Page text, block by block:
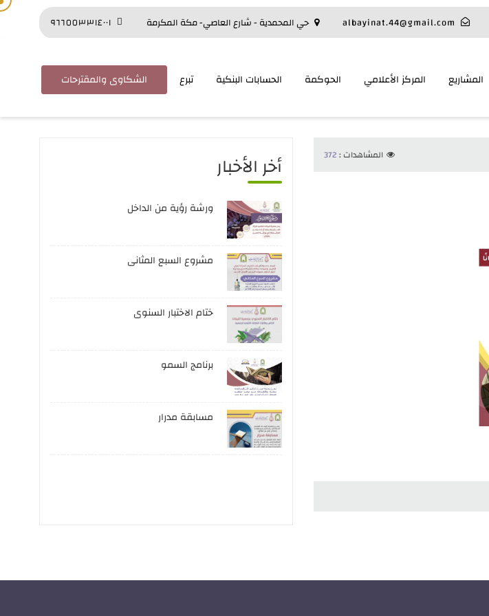
٩٦٦٥٥٣٣١٤٠٠١ albayinat.44@gmail.com حي المحمدية - شارع العاصي- مكة المكرمة
المشاريع المركز الأعلامي الحوكمة الحسابات البنكية تبرع الشكاوى والمقترحات
المشاهدات :372 أخر الأخبار
ورشة رؤية من الداخل
مشروع السبع المثانى
ختام الاختبار السنوى
برنامج السمو
مسابقة مدرار